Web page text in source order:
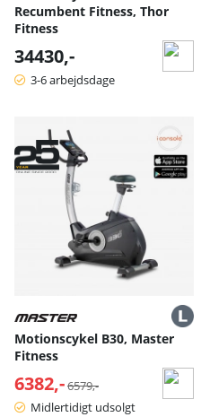
Recumbent Fitness, Thor
Fitness
34430,-
3-6 arbejdsdage
Motionscykel B30, Master
Fitness
6382,- Normalpris:
6579,-
Midlertidigt udsolgt